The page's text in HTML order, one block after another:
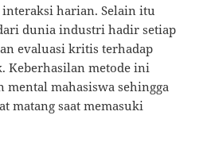
harian. Selain itu
dunia industri hadir setiap
evaluasi kritis terhadap
Keberhasilan metode ini
mental mahasiswa sehingga
matang saat memasuki